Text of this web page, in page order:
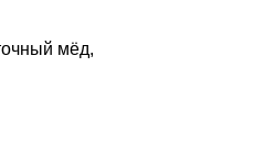
мёд,